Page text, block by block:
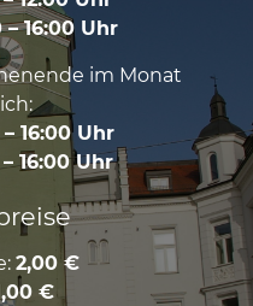
– 16:00 Uhr
im Monat
– 16:00 Uhr
16:00 Uhr
2,00 €
€